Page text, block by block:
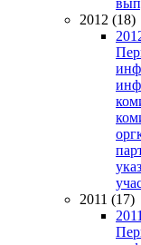
2012 (18)
2011 (17)